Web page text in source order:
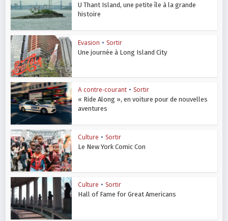
U Thant Island, une petite île à la grande
histoire
Evasion • Sortir
Une journée à Long Island City
A contre-courant • Sortir
« Ride Along », en voiture pour de nouvelles
aventures
Culture • Sortir
Le New York Comic Con
Culture • Sortir
Hall of Fame for Great Americans